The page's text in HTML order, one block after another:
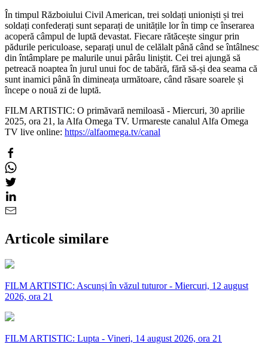
În timpul Războiului Civil American, trei soldați unioniști și trei
soldați confederați sunt separați de unitățile lor în timp ce înserarea
acoperă câmpul de luptă devastat. Fiecare rătăcește singur prin
pădurile periculoase, separați unul de celălalt până când se întâlnesc
din întâmplare pe malurile unui pârâu liniștit. Cei trei ajungă să
petreacă noaptea în jurul unui foc de tabără, fără să-și dea seama că
sunt inamici până în dimineața următoare, când răsare soarele și
începe o nouă zi de luptă.
FILM ARTISTIC: O primăvară nemiloasă - Miercuri, 30 aprilie
2025, ora 21, la Alfa Omega TV. Urmareste canalul Alfa Omega
TV live online: https://alfaomega.tv/canal
Articole similare
FILM ARTISTIC: Ascunși în văzul tuturor - Miercuri, 12 august
2026, ora 21
FILM ARTISTIC: Lupta - Vineri, 14 august 2026, ora 21